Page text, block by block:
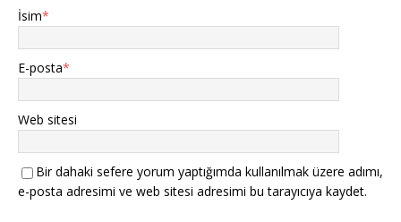
İsim*
E-posta*
Web sitesi
Bir dahaki sefere yorum yaptığımda kullanılmak üzere adımı,
e-posta adresimi ve web sitesi adresimi bu tarayıcıya kaydet.